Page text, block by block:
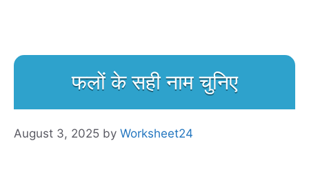
फलों के सही नाम चुनिए
August 3, 2025 by Worksheet24